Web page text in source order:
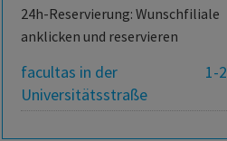
24h-Reservierung: Wunschfiliale
anklicken und reservieren
1-2
facultas in der
Universitätsstraße